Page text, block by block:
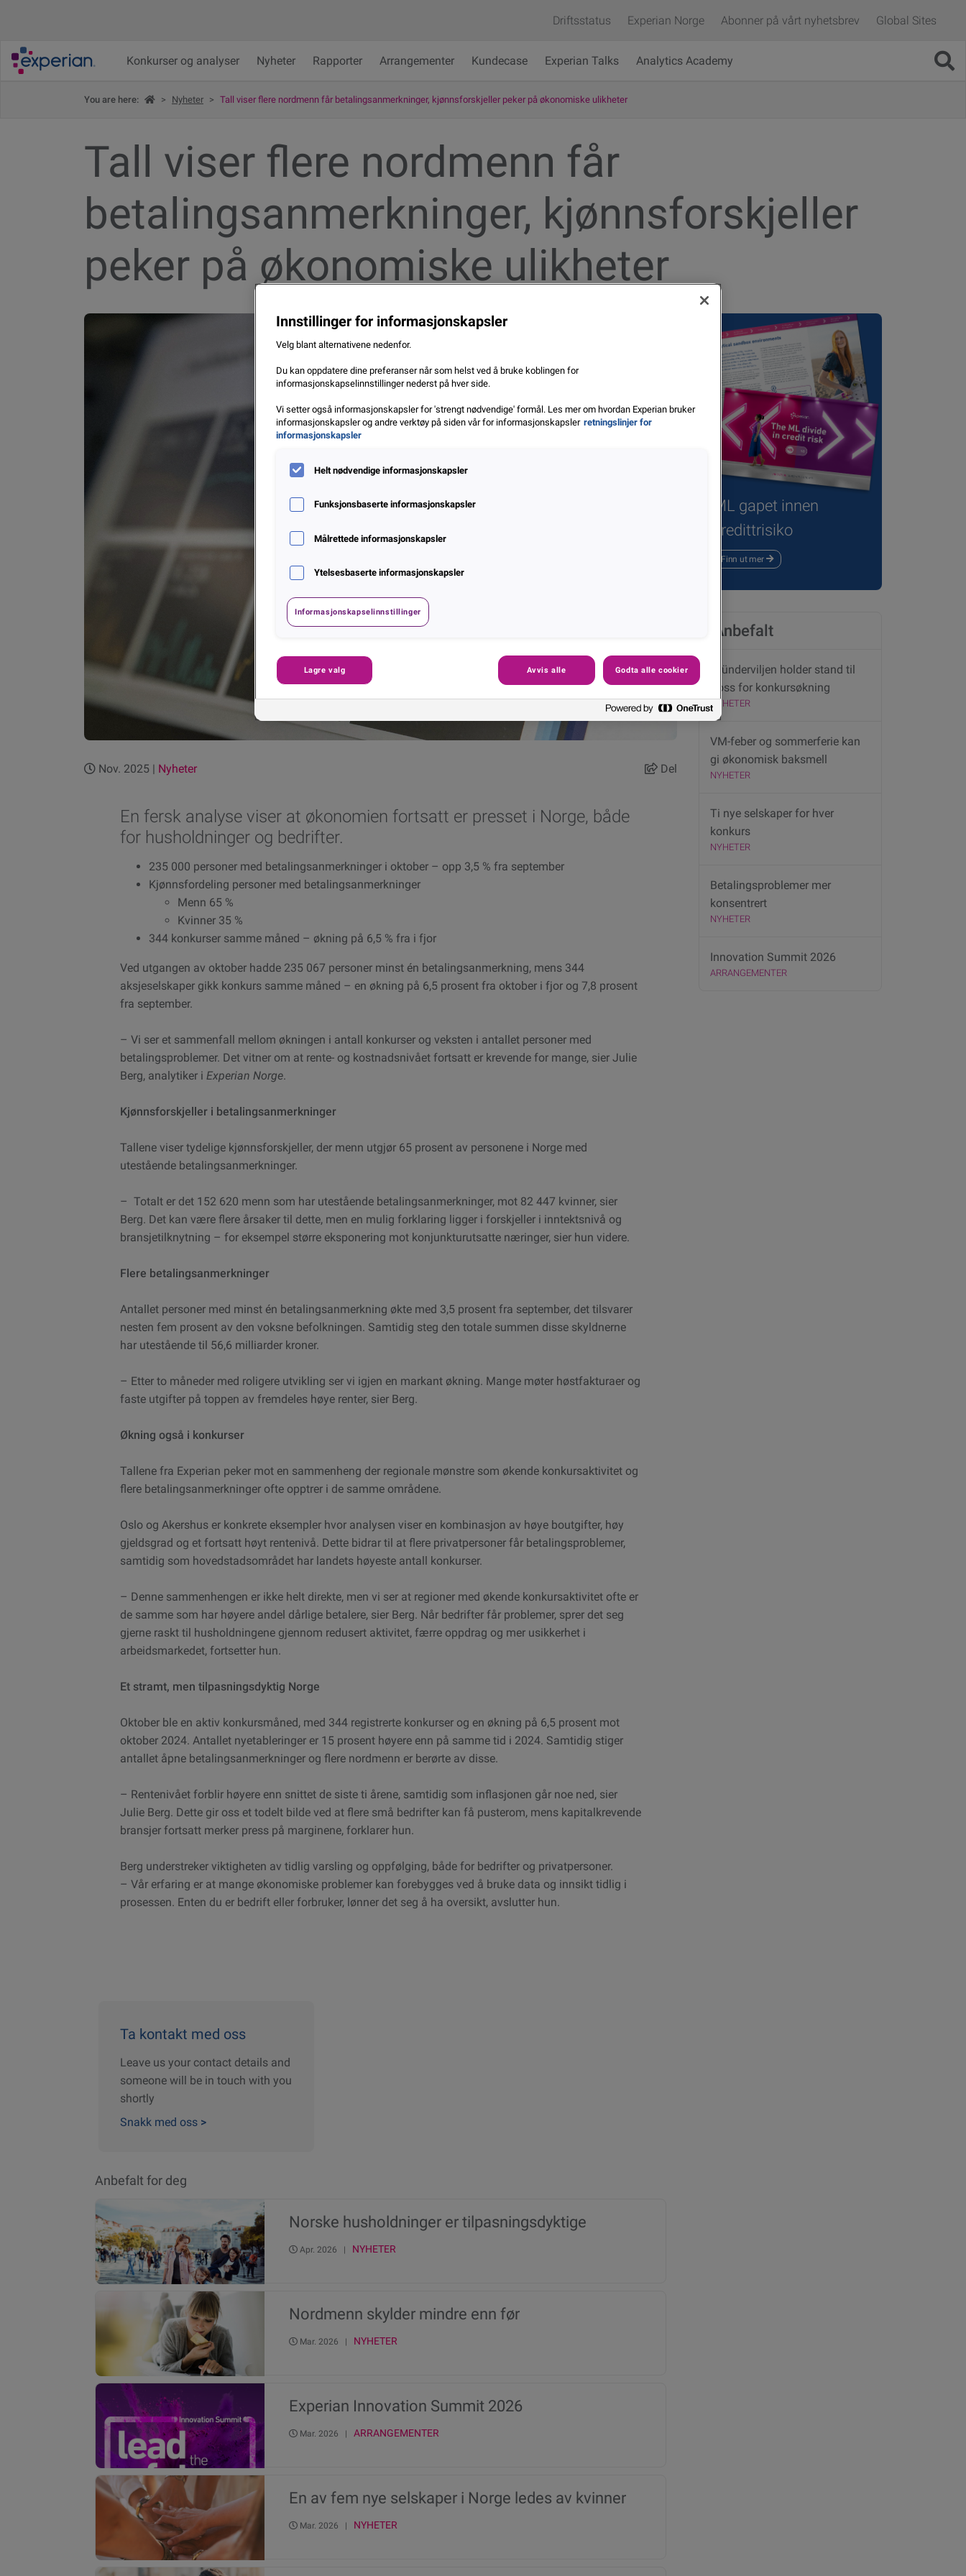
Driftsstatus Experian Norge Abonner på vårt nyhetsbrev Global Sites
Konkurser og analyser Nyheter Rapporter Arrangementer Kundecase Experian Talks Analytics Academy
You are here: > Nyheter > Tall viser flere nordmenn får betalingsanmerkninger, kjønnsforskjeller peker på økonomiske ulikheter
Tall viser flere nordmenn får
betalingsanmerkninger, kjønnsforskjeller
peker på økonomiske ulikheter
Nov. 2025 | Nyheter Del
En fersk analyse viser at økonomien fortsatt er presset i Norge, både
for husholdninger og bedrifter.
235 000 personer med betalingsanmerkninger i oktober – opp 3,5 % fra september
Kjønnsfordeling personer med betalingsanmerkninger
Menn 65 %
Kvinner 35 %
344 konkurser samme måned – økning på 6,5 % fra i fjor
Ved utgangen av oktober hadde 235 067 personer minst én betalingsanmerkning, mens 344
aksjeselskaper gikk konkurs samme måned – en økning på 6,5 prosent fra oktober i fjor og 7,8 prosent
fra september.
– Vi ser et sammenfall mellom økningen i antall konkurser og veksten i antallet personer med
betalingsproblemer. Det vitner om at rente- og kostnadsnivået fortsatt er krevende for mange, sier Julie
Berg, analytiker i Experian Norge.
Kjønnsforskjeller i betalingsanmerkninger
Tallene viser tydelige kjønnsforskjeller, der menn utgjør 65 prosent av personene i Norge med
utestående betalingsanmerkninger.
– Totalt er det 152 620 menn som har utestående betalingsanmerkninger, mot 82 447 kvinner, sier
Berg. Det kan være flere årsaker til dette, men en mulig forklaring ligger i forskjeller i inntektsnivå og
bransjetilknytning – for eksempel større eksponering mot konjunkturutsatte næringer, sier hun videre.
Flere betalingsanmerkninger
Antallet personer med minst én betalingsanmerkning økte med 3,5 prosent fra september, det tilsvarer
nesten fem prosent av den voksne befolkningen. Samtidig steg den totale summen disse skyldnerne
har utestående til 56,6 milliarder kroner.
– Etter to måneder med roligere utvikling ser vi igjen en markant økning. Mange møter høstfakturaer og
faste utgifter på toppen av fremdeles høye renter, sier Berg.
Økning også i konkurser
Tallene fra Experian peker mot en sammenheng der regionale mønstre som økende konkursaktivitet og
flere betalingsanmerkninger ofte opptrer i de samme områdene.
Oslo og Akershus er konkrete eksempler hvor analysen viser en kombinasjon av høye boutgifter, høy
gjeldsgrad og et fortsatt høyt rentenivå. Dette bidrar til at flere privatpersoner får betalingsproblemer,
samtidig som hovedstadsområdet har landets høyeste antall konkurser.
– Denne sammenhengen er ikke helt direkte, men vi ser at regioner med økende konkursaktivitet ofte er
de samme som har høyere andel dårlige betalere, sier Berg. Når bedrifter får problemer, sprer det seg
gjerne raskt til husholdningene gjennom redusert aktivitet, færre oppdrag og mer usikkerhet i
arbeidsmarkedet, fortsetter hun.
Et stramt, men tilpasningsdyktig Norge
Oktober ble en aktiv konkursmåned, med 344 registrerte konkurser og en økning på 6,5 prosent mot
oktober 2024. Antallet nyetableringer er 15 prosent høyere enn på samme tid i 2024. Samtidig stiger
antallet åpne betalingsanmerkninger og flere nordmenn er berørte av disse.
– Rentenivået forblir høyere enn snittet de siste ti årene, samtidig som inflasjonen går noe ned, sier
Julie Berg. Dette gir oss et todelt bilde ved at flere små bedrifter kan få pusterom, mens kapitalkrevende
bransjer fortsatt merker press på marginene, forklarer hun.
Berg understreker viktigheten av tidlig varsling og oppfølging, både for bedrifter og privatpersoner.
– Vår erfaring er at mange økonomiske problemer kan forebygges ved å bruke data og innsikt tidlig i
prosessen. Enten du er bedrift eller forbruker, lønner det seg å ha oversikt, avslutter hun.
Ta kontakt med oss
Leave us your contact details and
someone will be in touch with you
shortly
Snakk med oss >
Anbefalt for deg
Norske husholdninger er tilpasningsdyktige
Apr. 2026 | NYHETER
Nordmenn skylder mindre enn før
Mar. 2026 | NYHETER
Experian Innovation Summit 2026
Mar. 2026 | ARRANGEMENTER
En av fem nye selskaper i Norge ledes av kvinner
Mar. 2026 | NYHETER
ML gapet innen
kredittrisiko
Finn ut mer
Anbefalt
Gründerviljen holder stand til
tross for konkursøkning
NYHETER
VM-feber og sommerferie kan
gi økonomisk baksmell
NYHETER
Ti nye selskaper for hver
konkurs
NYHETER
Betalingsproblemer mer
konsentrert
NYHETER
Innovation Summit 2026
ARRANGEMENTER
Innstillinger for informasjonskapsler
Velg blant alternativene nedenfor.
Du kan oppdatere dine preferanser når som helst ved å bruke koblingen for
informasjonskapselinnstillinger nederst på hver side.
Vi setter også informasjonskapsler for 'strengt nødvendige' formål. Les mer om hvordan Experian bruker
informasjonskapsler og andre verktøy på siden vår for informasjonskapsler retningslinjer for
informasjonskapsler
Helt nødvendige informasjonskapsler
Funksjonsbaserte informasjonskapsler
Målrettede informasjonskapsler
Ytelsesbaserte informasjonskapsler
Informasjonskapselinnstillinger
Lagre valg Avvis alle Godta alle cookier